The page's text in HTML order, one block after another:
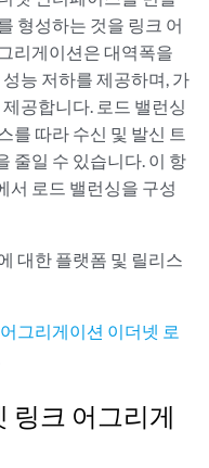
형성하는 것을 링크 어
리게이션은 대역폭을
능 저하를 제공하며, 가
공합니다. 로드 밸런싱
를 따라 수신 및 발신 트
줄일 수 있습니다. 이 항
서 로드 밸런싱을 구성
대한 플랫폼 및 릴리스
그리게이션 이더넷 로
링크 어그리게